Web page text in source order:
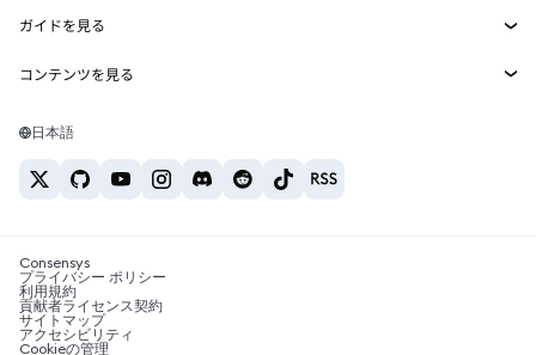
Snaps
Web3サービス
セキュリティ
サポート
キャリア
お問い合わせ
Solanaの価格
Tetherの価格
ETH→USD
USDT→INR
BTC→INR
ETH→USDT
ガイドを見る
ETHの購入
USDTの購入
SHIBの購入
BNBの購入
コンテンツを見る
Solanaウォレット
税制関連ニュース
暗号資産の購入方法は？
ビットコインを売るには？
日本語
Consensys
プライバシー ポリシー
利用規約
貢献者ライセンス契約
サイトマップ
アクセシビリティ
Cookieの管理